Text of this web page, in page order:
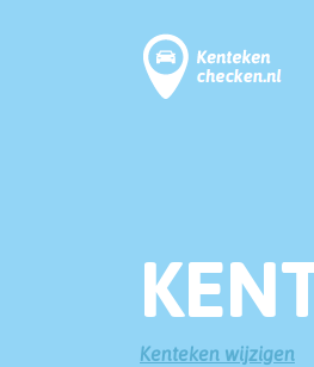
Kenteken wijzigen